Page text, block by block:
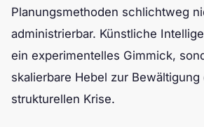
Planungsmethoden schlichtweg
administrierbar. Künstliche
ein experimentelles Gimmick,
skalierbare Hebel zur Bewältigung
strukturellen Krise.